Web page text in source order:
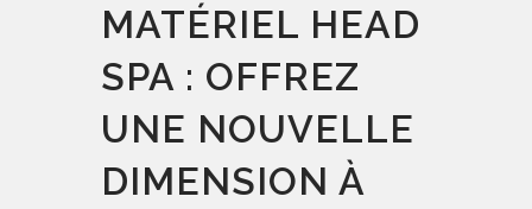
MATÉRIEL HEAD
SPA : OFFREZ
UNE NOUVELLE
DIMENSION À